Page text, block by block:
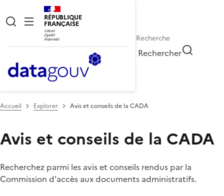
RÉPUBLIQUE
FRANÇAISE
Rechercher
Accueil Explorer Avis et conseils de la CADA
Avis et conseils de la CADA
Recherchez parmi les avis et conseils rendus par la
Commission d'accès aux documents administratifs.